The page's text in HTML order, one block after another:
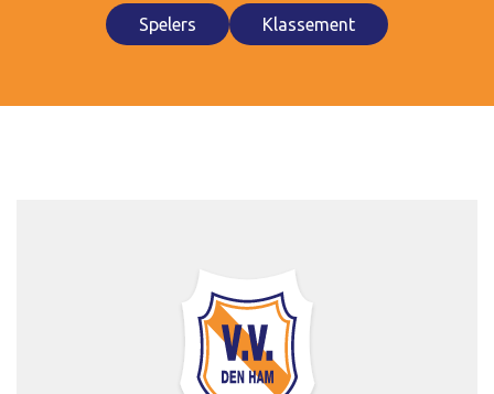
Spelers Klassement